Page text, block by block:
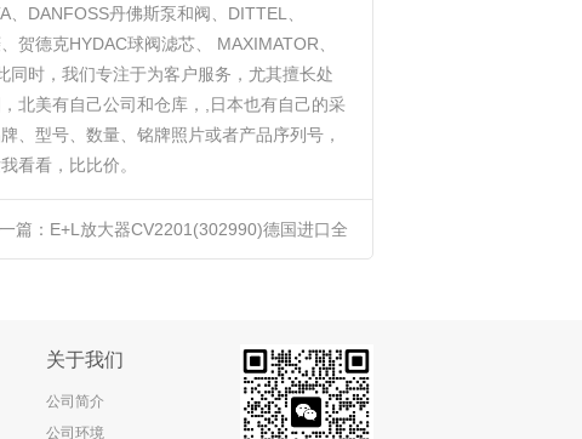
DANFOSS丹佛斯泵和阀、DITTEL、
德克HYDAC球阀滤芯、 MAXIMATOR、
同时，我们专注于为客户服务，尤其擅长处
北美有自己公司和仓库，,日本也有自己的采
、型号、数量、铭牌照片或者产品序列号，
看看，比比价。
篇： E+L放大器CV2201(302990)德国进口全
关于我们
公司简介
公司环境